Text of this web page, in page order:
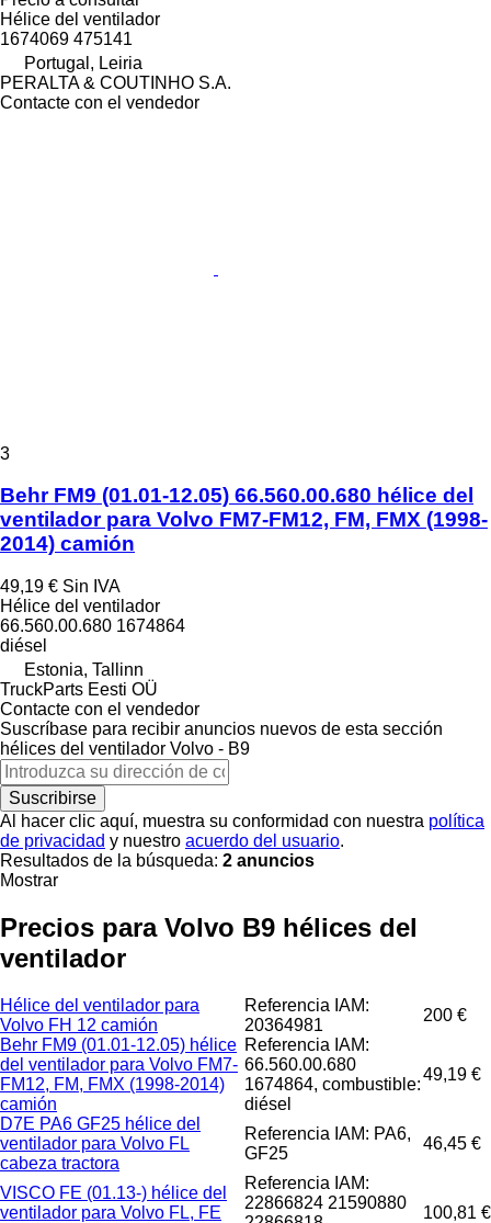
Hélice del ventilador
1674069 475141
Portugal, Leiria
PERALTA & COUTINHO S.A.
Contacte con el vendedor
3
Behr FM9 (01.01-12.05) 66.560.00.680 hélice del
ventilador para Volvo FM7-FM12, FM, FMX (1998-
2014) camión
49,19 € Sin IVA
Hélice del ventilador
66.560.00.680 1674864
diésel
Estonia, Tallinn
TruckParts Eesti OÜ
Contacte con el vendedor
Suscríbase para recibir anuncios nuevos de esta sección
hélices del ventilador Volvo - B9
Suscribirse
Al hacer clic aquí, muestra su conformidad con nuestra política
de privacidad y nuestro acuerdo del usuario.
Resultados de la búsqueda: 2 anuncios
Mostrar
Precios para Volvo B9 hélices del
ventilador
Hélice del ventilador para
Volvo FH 12 camión
Referencia IAM:
20364981
200 €
Behr FM9 (01.01-12.05) hélice
del ventilador para Volvo FM7-
FM12, FM, FMX (1998-2014)
camión
Referencia IAM:
66.560.00.680
1674864, combustible:
diésel
49,19 €
D7E PA6 GF25 hélice del
ventilador para Volvo FL
cabeza tractora
Referencia IAM: PA6,
GF25
46,45 €
VISCO FE (01.13-) hélice del
ventilador para Volvo FL, FE
Referencia IAM:
22866824 21590880
100,81 €